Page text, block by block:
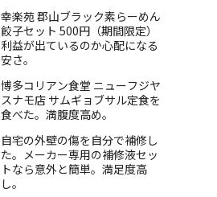
幸楽苑 郡山ブラック素らーめん
餃子セット 500円（期間限定）
利益が出ているのか心配になる
安さ。
博多コリアン食堂 ニューフジヤ
スナモ店 サムギョブサル定食を
食べた。満腹度高め。
自宅の外壁の傷を自分で補修し
た。メーカー専用の補修液セッ
トなら意外と簡単。満足度高
し。